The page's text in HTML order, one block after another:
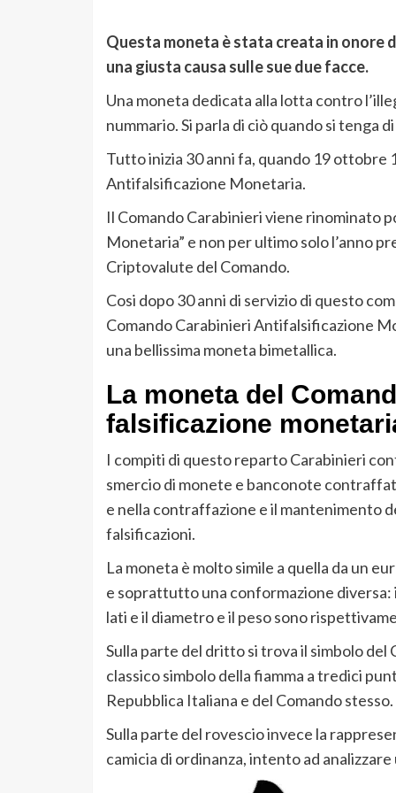
Questa moneta è stata creata in onore
una giusta causa sulle sue due facce.
Una moneta dedicata alla lotta contro
nummario. Si parla di ciò quando si tenga
Tutto inizia 30 anni fa, quando 19
Antifalsificazione Monetaria.
Il Comando Carabinieri viene rinominato
Monetaria” e non per ultimo solo l’anno
Criptovalute del Comando.
Cosi dopo 30 anni di servizio di questo
Comando Carabinieri Antifalsificazione
una bellissima moneta bimetallica.
La moneta del
falsificazione
I compiti di questo reparto Carabinieri
smercio di monete e banconote
e nella contraffazione e il mantenimento
falsificazioni.
La moneta è molto simile a quella da un
e soprattutto una conformazione
lati e il diametro e il peso sono
Sulla parte del dritto si trova il simbolo
classico simbolo della fiamma a tredici
Repubblica Italiana e del Comando stesso.
Sulla parte del rovescio invece la
camicia di ordinanza, intento ad